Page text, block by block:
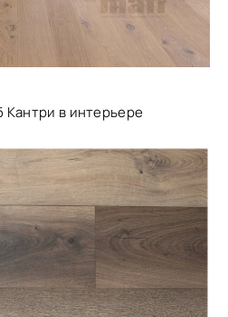
Кантри в интерьере